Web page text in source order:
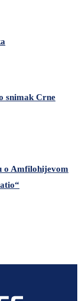
snimak Crne
o Amfilohijevom